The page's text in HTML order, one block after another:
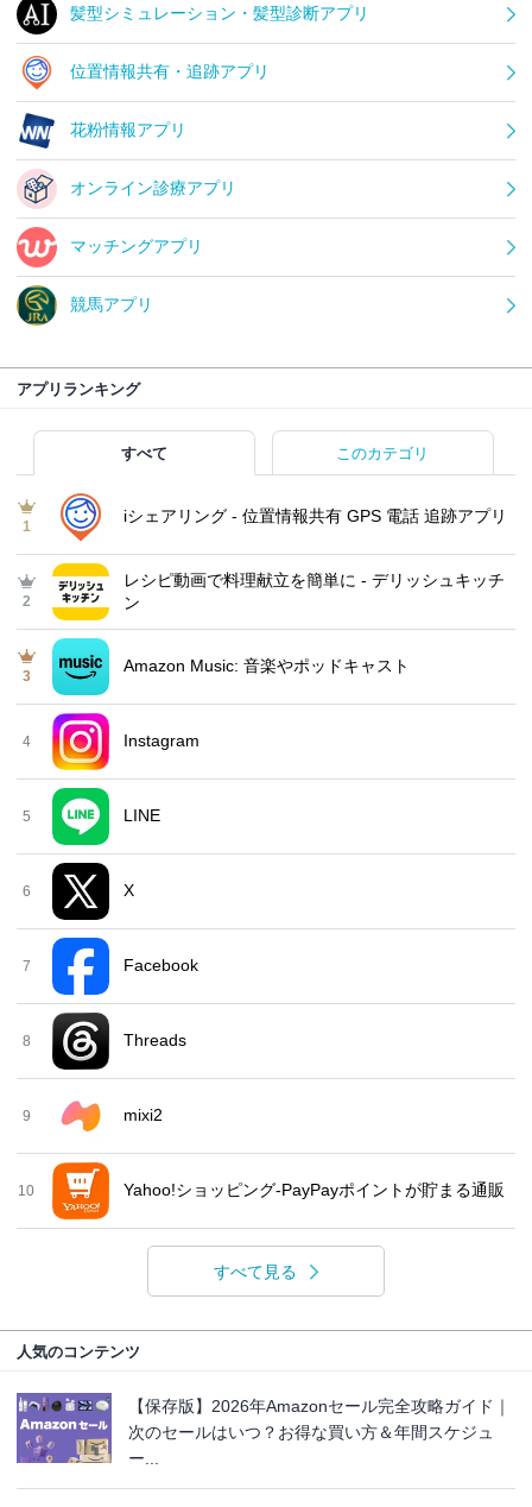
髪型シミュレーション・髪型診断アプリ
位置情報共有・追跡アプリ
花粉情報アプリ
オンライン診療アプリ
マッチングアプリ
競馬アプリ
アプリランキング
すべて このカテゴリ
1
iシェアリング - 位置情報共有 GPS 電話 追跡アプリ
2
レシピ動画で料理献立を簡単‪に - デリッシュキッチ
ン
3
Amazon Music: 音楽やポッドキャスト
4 Instagram
5 LINE
6 X
7 Facebook
8 Threads
9 mixi2
10 Yahoo!ショッピング-PayPayポイントが貯まる通販
すべて見る
人気のコンテンツ
【保存版】2026年Amazonセール完全攻略ガイド｜
次のセールはいつ？お得な買い方＆年間スケジュ
ー...